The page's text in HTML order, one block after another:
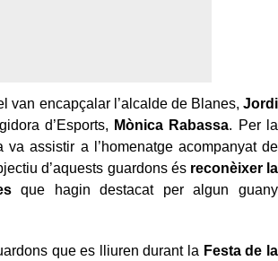
van encapçalar l’alcalde de Blanes, Jordi
d’Esports, Mònica Rabassa. Per la
va assistir a l’homenatge acompanyat de
d’aquests guardons és reconèixer la
que hagin destacat per algun guany
que es lliuren durant la Festa de la